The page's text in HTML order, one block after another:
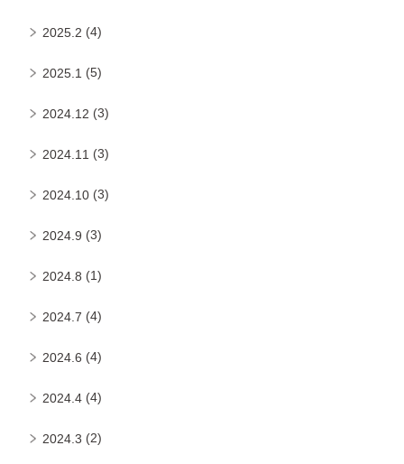
2025.2 (4)
2025.1 (5)
2024.12 (3)
2024.11 (3)
2024.10 (3)
2024.9 (3)
2024.8 (1)
2024.7 (4)
2024.6 (4)
2024.4 (4)
2024.3 (2)